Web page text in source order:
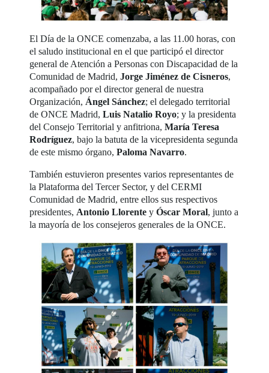
El Día de la ONCE comenzaba, a las 11.00 horas, con
el saludo institucional en el que participó el director
general de Atención a Personas con Discapacidad de la
Comunidad de Madrid,Jorge Jiménez de Cisneros,
acompañado por el director general de nuestra
Organización, Ángel Sánchez; el delegado territorial
de ONCE Madrid,Luis Natalio Royo; y la presidenta
del Consejo Territorial y anfitriona,María Teresa
Rodríguez, bajo la batuta de la vicepresidenta segunda
de este mismo órgano,Paloma Navarro.
También estuvieron presentes varios representantes de
la Plataforma del Tercer Sector, y del CERMI
Comunidad de Madrid, entre ellos sus respectivos
presidentes, Antonio Llorente yÓscar Moral, junto a
la mayoría de los consejeros generales de la ONCE.